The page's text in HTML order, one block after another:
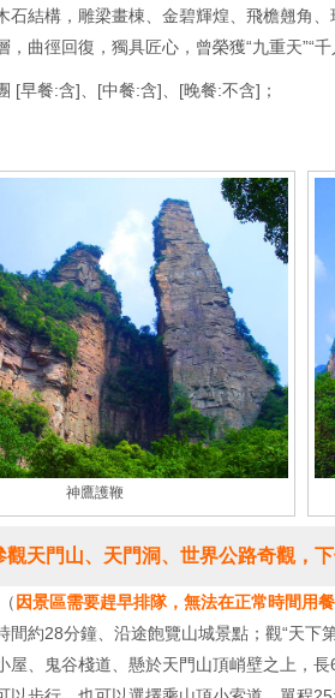
石結構，雕梁畫棟、金碧輝煌、飛檐翹角
，曲徑回復，獨具匠心，曾榮獲“九重天”“
[早餐:含]、[中餐:含]、[晚餐:不含]；
神鷹護鞭
觀天門山、天門洞、世界公路奇觀，
因景區需要趕早排隊，無法在正常時間用
間約28分鐘、沿途飽覽山城景點；觀“天下
屋、鬼谷棧道、懸於天門山頂峭壁之上，